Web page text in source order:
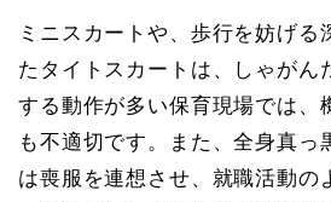
ミニスカートや、歩行を妨げる
たタイトスカートは、しゃがん
する動作が多い保育現場では、
も不適切です。また、全身真っ
は喪服を連想させ、就職活動の